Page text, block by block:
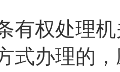
权处理机
式办理的